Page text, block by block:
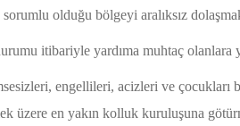
olduğu bölgeyi aralıksız
itibariyle yardıma muhtaç olanlara
engellileri, acizleri ve çocukları
üzere en yakın kolluk kuruluşuna